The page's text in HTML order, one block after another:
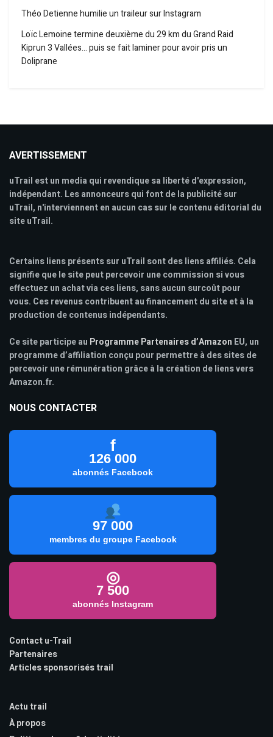
Théo Detienne humilie un traileur sur Instagram
Loïc Lemoine termine deuxième du 29 km du Grand Raid
Kiprun 3 Vallées… puis se fait laminer pour avoir pris un
Doliprane
AVERTISSEMENT
uTrail est un media qui revendique sa liberté d'expression,
indépendant. Les annonceurs qui font de la publicité sur
uTrail, n'interviennent en aucun cas sur le contenu éditorial du
site uTrail.
Certains liens présents sur uTrail sont des liens affiliés. Cela
signifie que le site peut percevoir une commission si vous
effectuez un achat via ces liens, sans aucun surcoût pour
vous. Ces revenus contribuent au financement du site et à la
production de contenus indépendants.
Ce site participe au Programme Partenaires d’Amazon EU, un
programme d’affiliation conçu pour permettre à des sites de
percevoir une rémunération grâce à la création de liens vers
Amazon.fr.
NOUS CONTACTER
f
126 000
abonnés Facebook
97 000
membres du groupe Facebook
◎
7 500
abonnés Instagram
Contact u-Trail
Partenaires
Articles sponsorisés trail
Actu trail
À propos